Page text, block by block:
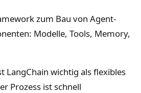
zum Bau von Agent-
Modelle, Tools, Memory,
LangChain wichtig als flexibles
Prozess ist schnell